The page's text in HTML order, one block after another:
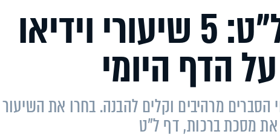
מסכת ברכות דף ל"ט: 5 שיעורי וידיאו
הדף היומי
הסברים מרהיבים וקלים להבנה. בחרו את השיעור
את מסכת ברכות, דף ל"ט